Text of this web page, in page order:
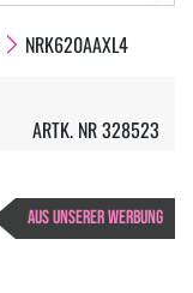
NRK620AAXL4
ARTK. NR 328523
AUS UNSERER WERBUNG